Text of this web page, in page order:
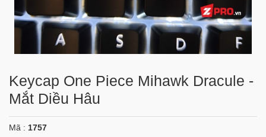
Keycap One Piece Mihawk Dracule -
Mắt Diều Hâu
Mã : 1757